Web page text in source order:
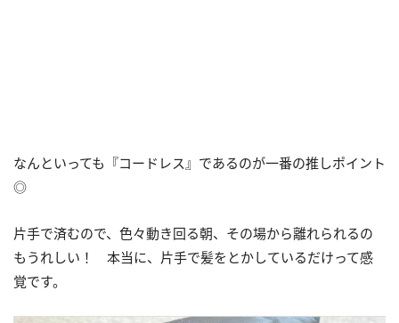
なんといっても『コードレス』であるのが一番の推しポイント
◎
片手で済むので、色々動き回る朝、その場から離れられるの
もうれしい！ 本当に、片手で髪をとかしているだけって感
覚です。